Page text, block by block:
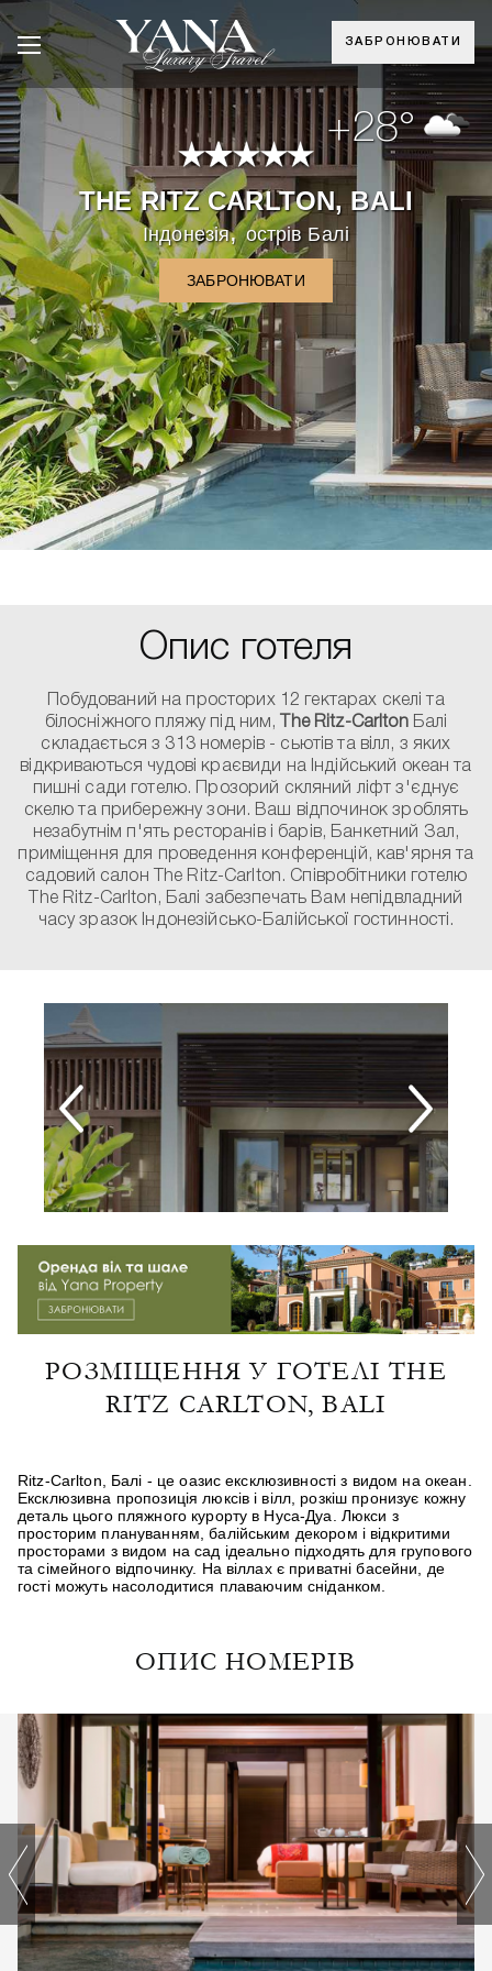
ЗАБРОНЮВАТИ
+28°
THE RITZ CARLTON, BALI
Індонезія,острів Балі
ЗАБРОНЮВАТИ
Опис готеля
Побудований на просторих 12 гектарах скелі та
білосніжного пляжу під ним,
The Ritz-CarltonБалі
складається з 313 номерів - сьютів та вілл, з яких
відкриваються чудові краєвиди на Індійський океан та
пишні сади готелю. Прозорий скляний ліфт з'єднує
скелю та прибережну зони. Ваш відпочинок зроблять
незабутнім п'ять ресторанів і барів, Банкетний Зал,
приміщення для проведення конференцій, кав'ярня та
садовий салон The Ritz-Carlton. Співробітники готелю
The Ritz-Carlton, Балі забезпечать Вам непідвладний
часу зразок Індонезійсько-Балійської гостинності.
РОЗМІЩЕННЯ У ГОТЕЛІ THE
RITZ CARLTON, BALI
Ritz-Carlton, Балі - це оазис ексклюзивності з видом на океан.
Ексклюзивна пропозиція люксів і вілл, розкіш пронизує кожну
деталь цього пляжного курорту в Нуса-Дуа. Люкси з
просторим плануванням, балійським декором і відкритими
просторами з видом на сад ідеально підходять для групового
та сімейного відпочинку. На віллах є приватні басейни, де
гості можуть насолодитися плаваючим сніданком.
ОПИС НОМЕРІВ